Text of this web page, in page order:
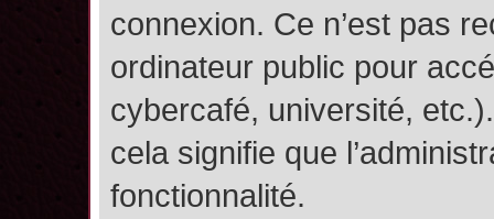
connexion. Ce n’est pas
ordinateur public pour
cybercafé, université,
cela signifie que
fonctionnalité.